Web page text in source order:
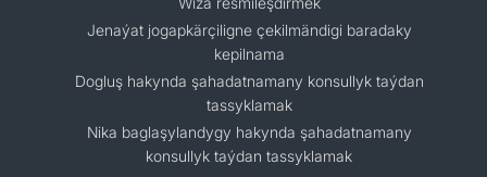
Jenaýat jogapkärçiligne çekilmändigi baradaky
kepilnama
Dogluş hakynda şahadatnamany konsullyk taýdan
tassyklamak
Nika baglaşylandygy hakynda şahadatnamany
konsullyk taýdan tassyklamak